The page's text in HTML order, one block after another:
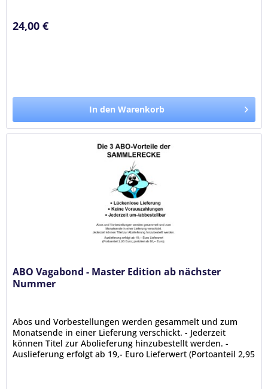
24,00 €
In den Warenkorb
ABO Vagabond - Master Edition ab nächster
Nummer
Abos und Vorbestellungen werden gesammelt und zum
Monatsende in einer Lieferung verschickt. - Jederzeit
können Titel zur Abolieferung hinzubestellt werden. -
Auslieferung erfolgt ab 19,- Euro Lieferwert (Portoanteil 2,95